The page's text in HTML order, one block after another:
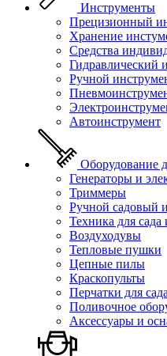
Инструменты
Прецизионный
Хранение
Средства
Гидравлический
Ручной
Автоинструмент
Оборудование
Генераторы и
Триммеры
Ручной садовый
Техника для сада
Воздуходувы
Тепловые пушки
Цепные пилы
Краскопульты
Перчатки для сада
Поливочное
Аксессуары и